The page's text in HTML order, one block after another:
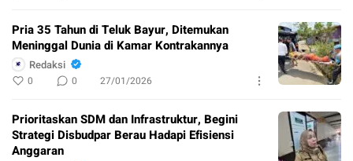
Pria 35 Tahun di Teluk Bayur, Ditemukan
Meninggal Dunia di Kamar Kontrakannya
Redaksi
0 0 27/01/2026
Prioritaskan SDM dan Infrastruktur, Begini
Strategi Disbudpar Berau Hadapi Efisiensi
Anggaran